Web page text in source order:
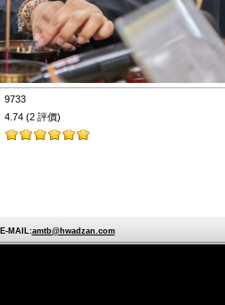
9733
4.74 (2 評價)
MAIL:amtb@hwadzan.com